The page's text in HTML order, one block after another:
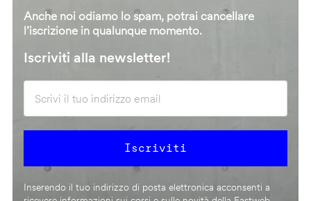
Anche noi odiamo lo spam, potrai cancellare
l’iscrizione in qualunque momento.
Iscriviti alla newsletter!
Inserendo il tuo indirizzo di posta elettronica acconsenti a